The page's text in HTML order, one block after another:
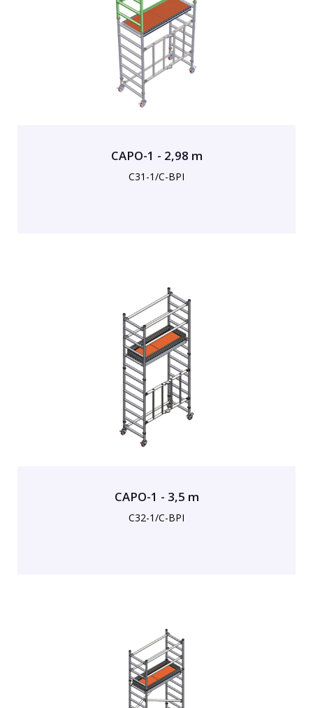
CAPO-1 - 2,98 m
C31-1/C-BPI
CAPO-1 - 3,5 m
C32-1/C-BPI